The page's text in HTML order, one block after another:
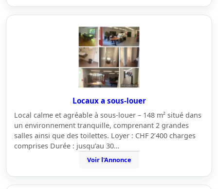
Locaux a sous-louer
Local calme et agréable à sous-louer – 148 m² situé dans
un environnement tranquille, comprenant 2 grandes
salles ainsi que des toilettes. Loyer : CHF 2’400 charges
comprises Durée : jusqu’au 30…
Voir l'Annonce